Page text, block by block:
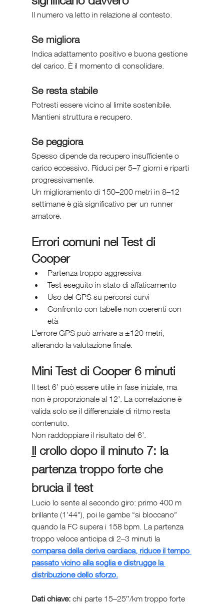
Il numero va letto in relazione al contesto.
Se migliora
Indica adattamento positivo e buona gestione
del carico. È il momento di consolidare.
Se resta stabile
Potresti essere vicino al limite sostenibile.
Mantieni struttura e recupero.
Se peggiora
Spesso dipende da recupero insufficiente o
carico eccessivo. Riduci per 5–7 giorni e riparti
progressivamente.
Un miglioramento di 150–200 metri in 8–12
settimane è già significativo per un runner
amatore.
Errori comuni nel Test di
Cooper
Partenza troppo aggressiva
Test eseguito in stato di affaticamento
Uso del GPS su percorsi curvi
Confronto con tabelle non coerenti con
età
L’errore GPS può arrivare a ±120 metri,
alterando la valutazione finale.
Mini Test di Cooper 6 minuti
Il test 6’ può essere utile in fase iniziale, ma
non è proporzionale al 12’. La correlazione è
valida solo se il differenziale di ritmo resta
contenuto.
Non raddoppiare il risultato del 6’.
Il crollo dopo il minuto 7: la
partenza troppo forte che
brucia il test
Lucio lo sente al secondo giro: primo 400 m
brillante (1’44”), poi le gambe “si bloccano”
quando la FC supera i 158 bpm. La partenza
troppo veloce anticipa di 2–3 minuti la
comparsa della deriva cardiaca, riduce il tempo
passato vicino alla soglia e distrugge la
distribuzione dello sforzo.
Dati chiave: chi parte 15–25″/km troppo forte